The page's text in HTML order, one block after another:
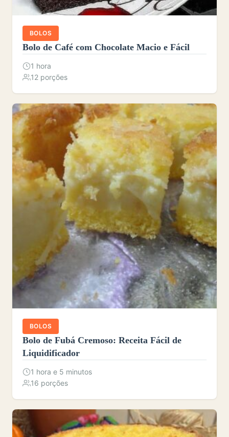
BOLOS
Bolo de Café com Chocolate Macio e Fácil
1 hora
12 porções
BOLOS
Bolo de Fubá Cremoso: Receita Fácil de
Liquidificador
1 hora e 5 minutos
16 porções